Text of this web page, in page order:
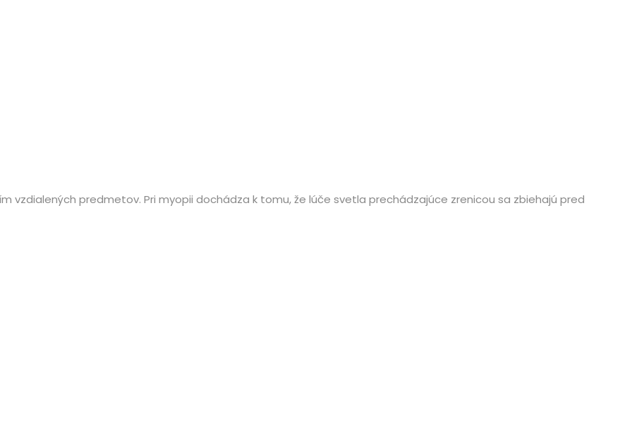
vzdialených predmetov. Pri myopii dochádza k tomu, že lúče svetla prechádzajúce zrenicou sa zbiehajú pred